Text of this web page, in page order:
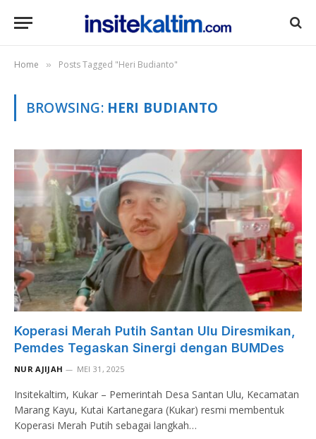
Home » Posts Tagged "Heri Budianto"
BROWSING: HERI BUDIANTO
Koperasi Merah Putih Santan Ulu Diresmikan,
Pemdes Tegaskan Sinergi dengan BUMDes
NUR AJIJAH MEI 31, 2025
Insitekaltim, Kukar – Pemerintah Desa Santan Ulu, Kecamatan
Marang Kayu, Kutai Kartanegara (Kukar) resmi membentuk
Koperasi Merah Putih sebagai langkah…